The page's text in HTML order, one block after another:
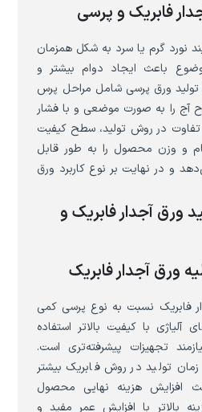
فابریک و پرسی
نورد گرم یا سرد به شکل همزمان
باعث ایجاد دوام بیشتر و
ورق پرسی شامل مراحل پرس
آج را به صورت موضعی و با فشار
تفاوت در روش تولید، سطح کیفیت
و وزن محصول را به طور قابل
و در نهایت بر نوع کاربرد ورق
ورق آجدار فابریک و
ورق آجدار فابریک
فابریک نسبت به نوع پرسی کمی
آلیاژی با کیفیت بالاتر استفاده
تجهیزات پیشرفته‌تری است.
تولید در روش فابریک بیشتر
افزایش هزینه نهایی محصول
بالاتر با افزایش عمر مفید و